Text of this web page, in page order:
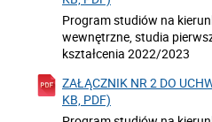
Program studiów na
wewnętrzne, studia
kształcenia 2022/2023
ZAŁĄCZNIK NR 2 DO
KB, PDF)